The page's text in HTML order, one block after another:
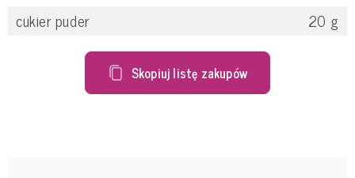
cukier puder
20 g
Skopiuj listę zakupów